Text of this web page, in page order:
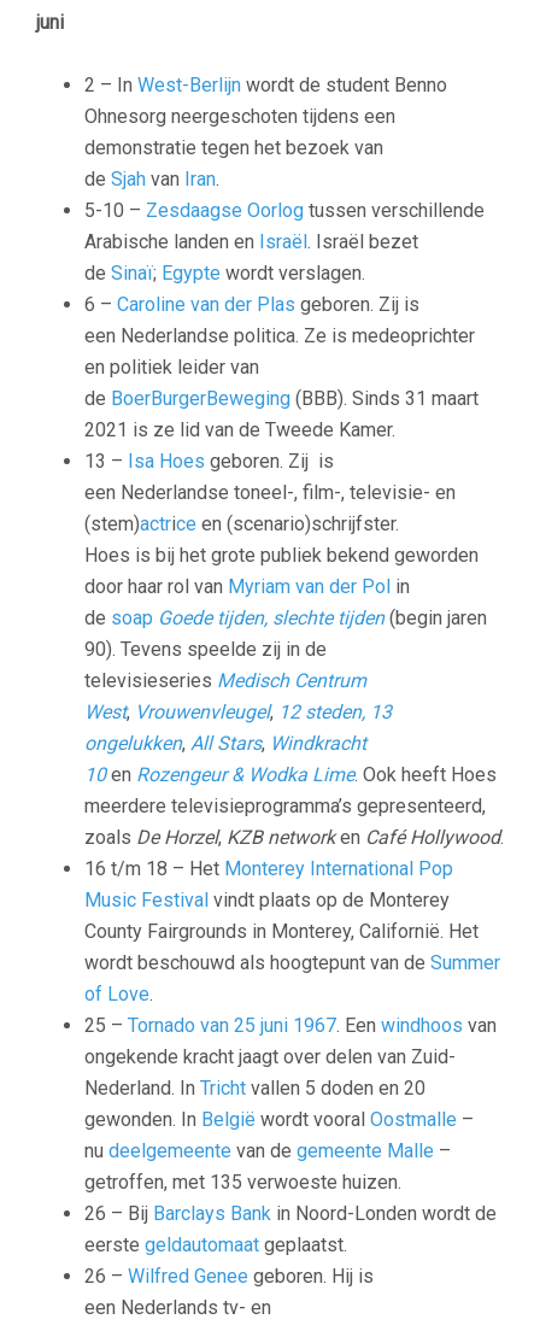
juni
2 – In West-Berlijn wordt de student Benno
Ohnesorg neergeschoten tijdens een
demonstratie tegen het bezoek van
de Sjah van Iran.
5-10 – Zesdaagse Oorlog tussen verschillende
Arabische landen en Israël. Israël bezet
de Sinaï; Egypte wordt verslagen.
6 – Caroline van der Plas geboren. Zij is
een Nederlandse politica. Ze is medeoprichter
en politiek leider van
de BoerBurgerBeweging (BBB). Sinds 31 maart
2021 is ze lid van de Tweede Kamer.
13 – Isa Hoes geboren. Zij is
een Nederlandse toneel-, film-, televisie- en
(stem)actrice en (scenario)schrijfster.
Hoes is bij het grote publiek bekend geworden
door haar rol van Myriam van der Pol in
de soap Goede tijden, slechte tijden(begin jaren
90). Tevens speelde zij in de
televisieseries Medisch Centrum
West, Vrouwenvleugel, 12 steden, 13
ongelukken, All Stars, Windkracht
10en Rozengeur & Wodka Lime. Ook heeft Hoes
meerdere televisieprogramma’s gepresenteerd,
zoals De Horzel, KZB networken Café Hollywood.
16 t/m 18 – Het Monterey International Pop
Music Festival vindt plaats op de Monterey
County Fairgrounds in Monterey, Californië. Het
wordt beschouwd als hoogtepunt van de Summer
of Love.
25 – Tornado van 25 juni 1967. Een windhoos van
ongekende kracht jaagt over delen van Zuid-
Nederland. In Tricht vallen 5 doden en 20
gewonden. In België wordt vooral Oostmalle –
nu deelgemeente van de gemeente Malle –
getroffen, met 135 verwoeste huizen.
26 – Bij Barclays Bank in Noord-Londen wordt de
eerste geldautomaat geplaatst.
26 – Wilfred Genee geboren. Hij is
een Nederlands tv- en